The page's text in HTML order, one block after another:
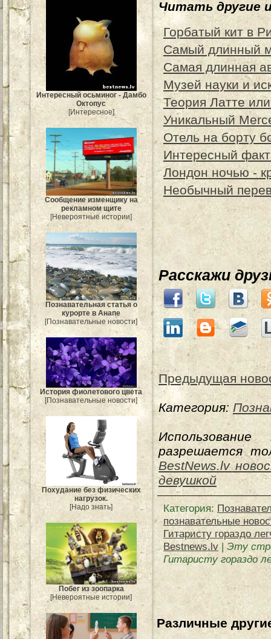
Интересный осьминог - Дамбо
Октопус
[Интересное]
Сообщение изменщику на
рекламном щите
[Невероятные истории]
Познавательная статья о
курорте в Анапе
[Познавательные новости]
История фиолетового цвета
[Познавательные новости]
Похудание без физических
нагрузок.
[Надо знать]
Побег из зоопарка
[Невероятные истории]
Читать другие
Горбатый кит в
Самый длинный
Самая длинная
Музей науки и
Теория Латте
Уникальный
Отель на борту
Интересный
Лондон ночью -
Необычный
Расскажи
Предыдущая
Категория:
разрешается
BestNews.lv
девушкой
Категория:
познавательные
Гитаристу гораздо
Bestnews.lv | Эту
Гитаристу гораздо
Различные